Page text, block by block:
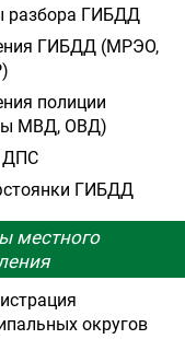
разбора ГИБДД
ГИБДД (МРЭО,
полиции
МВД, ОВД)
ДПС
ГИБДД
местного
округов